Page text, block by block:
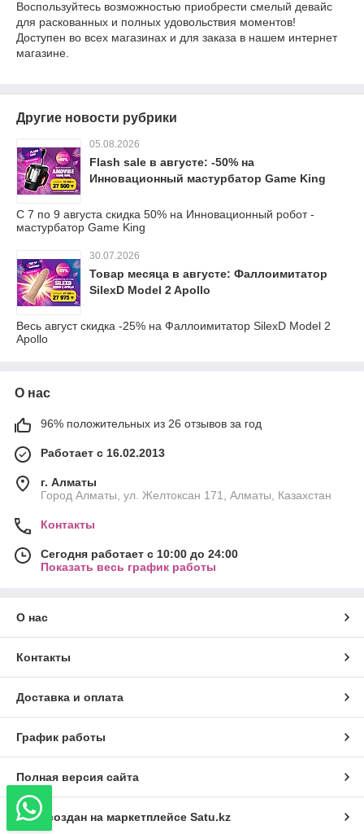
Воспользуйтесь возможностью приобрести смелый девайс
для раскованных и полных удовольствия моментов!
Доступен во всех магазинах и для заказа в нашем интернет
магазине.
Другие новости рубрики
05.08.2026
Flash sale в августе: -50% на
Инновационный мастурбатор Game King
С 7 по 9 августа скидка 50% на Инновационный робот -
мастурбатор Game King
30.07.2026
Товар месяца в августе: Фаллоимитатор
SilexD Model 2 Apollo
Весь август скидка -25% на Фаллоимитатор SilexD Model 2
Apollo
О нас
96% положительных из 26 отзывов за год
Работает с 16.02.2013
г. Алматы
Город Алматы, ул. Желтоксан 171, Алматы, Казахстан
Контакты
Сегодня работает с 10:00 до 24:00
Показать весь график работы
О нас
Контакты
Доставка и оплата
График работы
Полная версия сайта
Сайт создан на маркетплейсе Satu.kz